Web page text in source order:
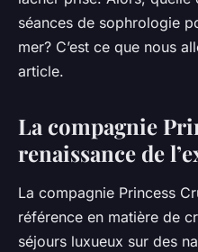
séances de sophrologie
mer? C’est ce que nous
article.
La compagnie
renaissance de
La compagnie Princess
référence en matière de
séjours luxueux sur des